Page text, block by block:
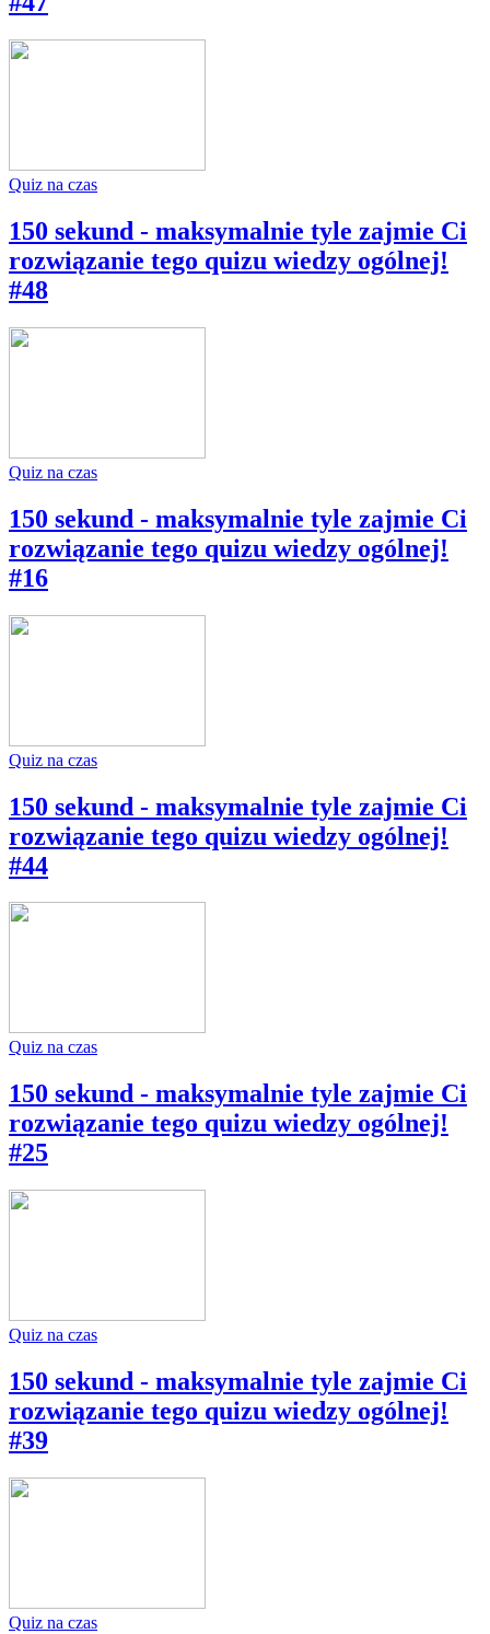
Quiz na czas
150 sekund - maksymalnie tyle zajmie Ci
rozwiązanie tego quizu wiedzy ogólnej!
#48
Quiz na czas
150 sekund - maksymalnie tyle zajmie Ci
rozwiązanie tego quizu wiedzy ogólnej!
#16
Quiz na czas
150 sekund - maksymalnie tyle zajmie Ci
rozwiązanie tego quizu wiedzy ogólnej!
#44
Quiz na czas
150 sekund - maksymalnie tyle zajmie Ci
rozwiązanie tego quizu wiedzy ogólnej!
#25
Quiz na czas
150 sekund - maksymalnie tyle zajmie Ci
rozwiązanie tego quizu wiedzy ogólnej!
#39
Quiz na czas